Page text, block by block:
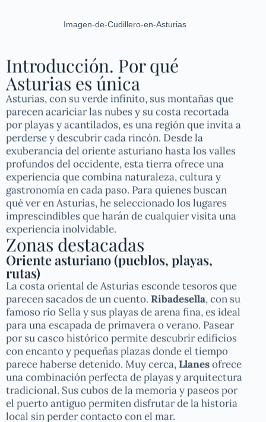
Imagen-de-Cudillero-en-Asturias
Introducción. Por qué
Asturias es única
Asturias, con su verde infinito, sus montañas que
parecen acariciar las nubes y su costa recortada
por playas y acantilados, es una región que invita a
perderse y descubrir cada rincón. Desde la
exuberancia del oriente asturiano hasta los valles
profundos del occidente, esta tierra ofrece una
experiencia que combina naturaleza, cultura y
gastronomía en cada paso. Para quienes buscan
qué ver en Asturias, he seleccionado los lugares
imprescindibles que harán de cualquier visita una
experiencia inolvidable.
Zonas destacadas
Oriente asturiano (pueblos, playas,
rutas)
La costa oriental de Asturias esconde tesoros que
parecen sacados de un cuento. Ribadesella , con su
famoso río Sella y sus playas de arena fina, es ideal
para una escapada de primavera o verano. Pasear
por su casco histórico permite descubrir edificios
con encanto y pequeñas plazas donde el tiempo
parece haberse detenido. Muy cerca, Llanesofrece
una combinación perfecta de playas y arquitectura
tradicional. Sus cubos de la memoria y paseos por
el puerto antiguo permiten disfrutar de la historia
local sin perder contacto con el mar.